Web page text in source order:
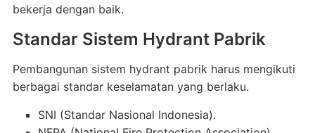
bekerja dengan baik.
Standar Sistem Hydrant Pabrik
Pembangunan sistem hydrant pabrik harus mengikuti
berbagai standar keselamatan yang berlaku.
SNI (Standar Nasional Indonesia).